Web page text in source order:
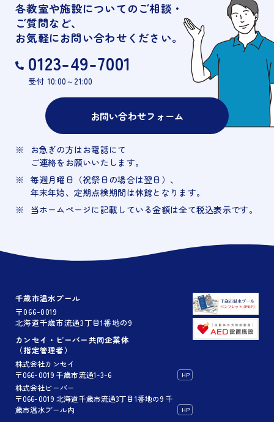
各教室や施設についてのご相談・
ご質問など、
お気軽にお問い合わせください。
0123-49-7001
受付 10:00～21:00
お問い合わせフォーム
お急ぎの方はお電話にて
ご連絡をお願いいたします。
毎週月曜日（祝祭日の場合は翌日）、
年末年始、定期点検期間は休館となります。
当ホームページに記載している金額は全て税込表示です。
千歳市温水プール
〒066-0019
北海道千歳市流通3丁目1番地の9
カンセイ・ビーバー共同企業体
（指定管理者）
株式会社カンセイ
〒066-0019 千歳市流通1-3-6
HP
株式会社ビーバー
〒066-0019 北海道千歳市流通3丁目1番地の9 千
歳市温水プール内
HP